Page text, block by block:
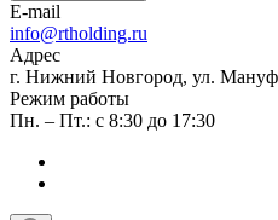
E-mail
info@rtholding.ru
Адрес
г. Нижний Новгород, ул.
Режим работы
Пн. – Пт.: с 8:30 до 17:30